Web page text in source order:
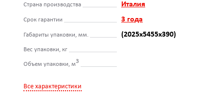
Страна производства Италия
Срок гарантии 3 года
Габариты упаковки, мм. (2025х5455х390)
Вес упаковки, кг
Объем упаковки, м3
Все характеристики